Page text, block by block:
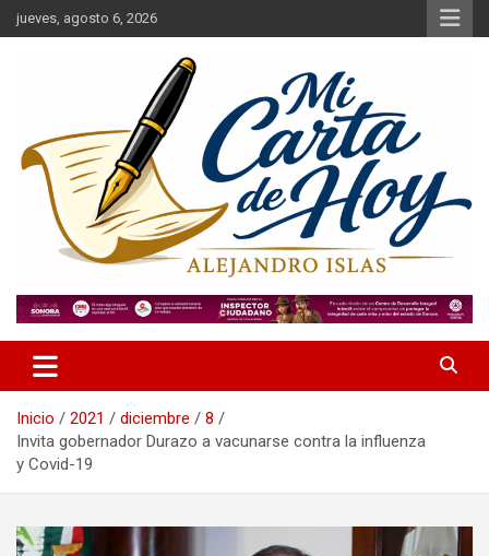
Saltar
al
jueves, agosto 6, 2026
Mi Carta de Hoy
Inicio 2021 diciembre
8
Invita gobernador Durazo a vacunarse contra la influenza
y Covid-19